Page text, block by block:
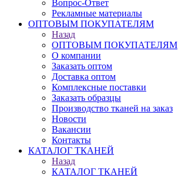
Вопрос-Ответ
Рекламные материалы
ОПТОВЫМ ПОКУПАТЕЛЯМ
Назад
ОПТОВЫМ ПОКУПАТЕЛЯМ
О компании
Заказать оптом
Доставка оптом
Комплексные поставки
Заказать образцы
Производство тканей на заказ
Новости
Вакансии
Контакты
КАТАЛОГ ТКАНЕЙ
Назад
КАТАЛОГ ТКАНЕЙ